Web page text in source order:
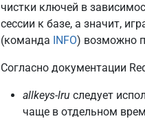
чистки ключей в
сессии к базе, а значит,
(команда INFO) возможно
Согласно документации
allkeys-lru следует
чаще в отдельном